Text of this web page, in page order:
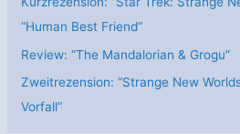
“Human Best Friend”
Review: “The Mandalorian & Grogu”
Zweitrezension: “Strange New
Vorfall”